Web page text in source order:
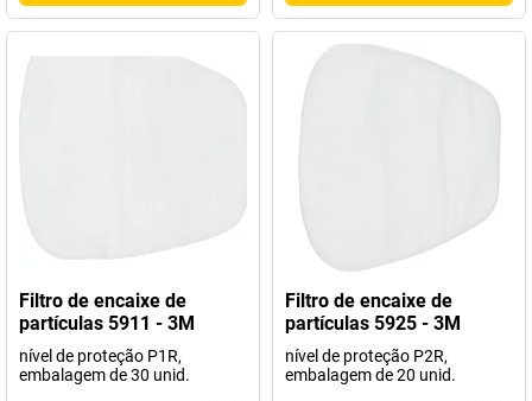
Filtro de encaixe de
partículas 5911 - 3M
nível de proteção P1R,
embalagem de 30 unid.
Filtro de encaixe de
partículas 5925 - 3M
nível de proteção P2R,
embalagem de 20 unid.